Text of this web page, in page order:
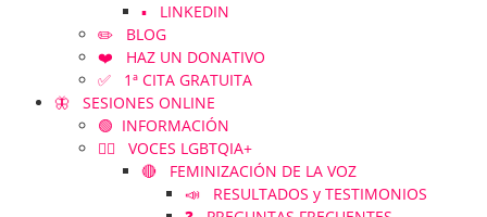
▪️ LINKEDIN
✏️ BLOG
❤️ HAZ UN DONATIVO
✅ 1ª CITA GRATUITA
🦋 SESIONES ONLINE
🟢 INFORMACIÓN
🏳️‍🌈 VOCES LGBTQIA+
🔴 FEMINIZACIÓN DE LA VOZ
📣 RESULTADOS y TESTIMONIOS